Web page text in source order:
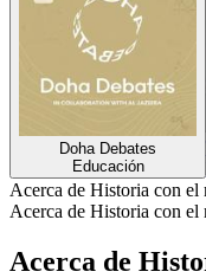
Doha Debates
Educación
Acerca de Historia con el
Acerca de Historia con el
Acerca de